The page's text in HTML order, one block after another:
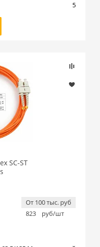
5
SC-ST
От 100 тыс. руб
823
руб/шт